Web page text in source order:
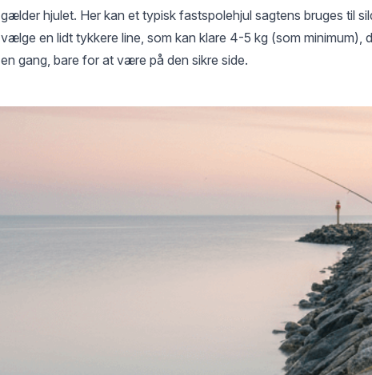
gælder hjulet. Her kan et typisk fastspolehjul sagtens bruges til
vælge en lidt tykkere line, som kan klare 4-5 kg (som minimum),
en gang, bare for at være på den sikre side.